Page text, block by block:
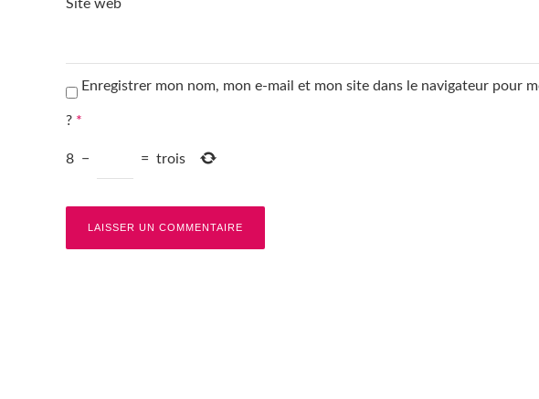
Site web
Enregistrer mon nom, mon e-mail et mon site dans le navigateur pour
? *
8 − = trois